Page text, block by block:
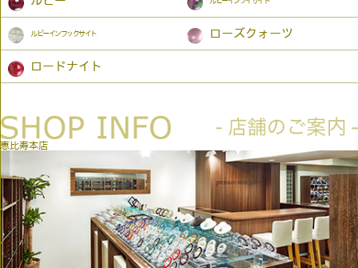
ルビーインフックサイト ローズクォーツ
ロードナイト
恵比寿本店